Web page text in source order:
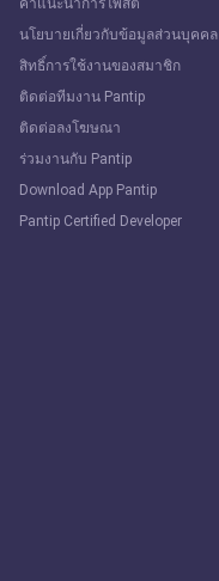
คำแนะนำการโพสต์
นโยบายเกี่ยวกับข้อมูลส่วนบุคคล
สิทธิ์การใช้งานของสมาชิก
ติดต่อทีมงาน Pantip
ติดต่อลงโฆษณา
ร่วมงานกับ Pantip
Download App Pantip
Pantip Certified Developer